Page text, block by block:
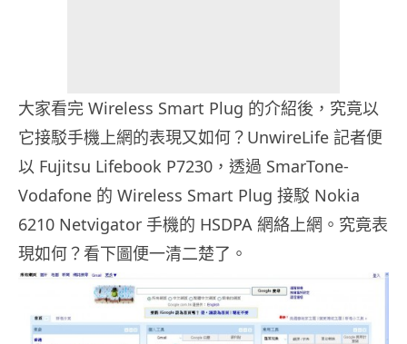
大家看完 Wireless Smart Plug 的介紹後，究竟以
它接駁手機上網的表現又如何？UnwireLife 記者便
以 Fujitsu Lifebook P7230，透過 SmarTone-
Vodafone 的 Wireless Smart Plug 接駁 Nokia
6210 Netvigator 手機的 HSDPA 網絡上網。究竟表
現如何？看下圖便一清二楚了。